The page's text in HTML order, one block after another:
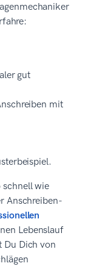
gut
mit
schnell wie
Anschreiben-
Lebenslauf
Du Dich von